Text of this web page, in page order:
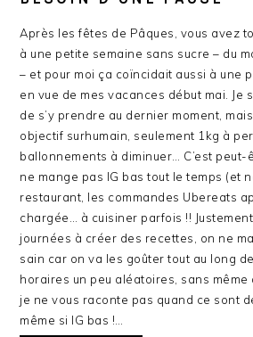
Après les fêtes de Pâques, vous avez
à une petite semaine sans sucre – du
– et pour moi ça coïncidait aussi à une
en vue de mes vacances début mai. Je
de s’y prendre au dernier moment, mais
objectif surhumain, seulement 1kg à
ballonnements à diminuer… C’est
ne mange pas IG bas tout le temps (et
restaurant, les commandes Ubereats
chargée… à cuisiner parfois !!
journées à créer des recettes, on ne
sain car on va les goûter tout au long
horaires un peu aléatoires, sans
je ne vous raconte pas quand ce sont
même si IG bas !…